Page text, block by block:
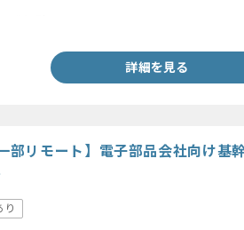
詳細を見る
部リモート】電子部品会社向け基
り